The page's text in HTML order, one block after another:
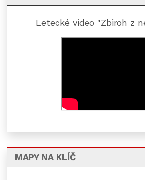
Letecké video "Zbiroh z
MAPY NA KLÍČ